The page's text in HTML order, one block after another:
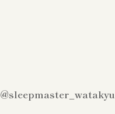
@sleepmaster_watakyu